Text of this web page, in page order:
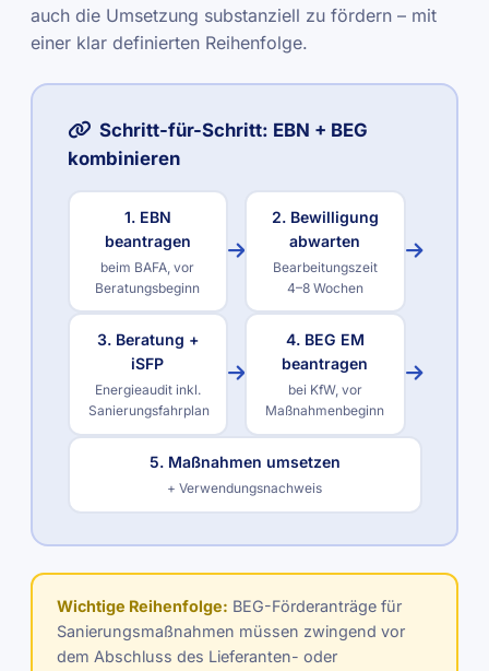
auch die Umsetzung substanziell zu fördern – mit
einer klar definierten Reihenfolge.
Schritt-für-Schritt: EBN + BEG
kombinieren
1. EBN
beantragen
beim BAFA, vor
Beratungsbeginn
2. Bewilligung
abwarten
Bearbeitungszeit
4–8 Wochen
3. Beratung +
iSFP
Energieaudit inkl.
Sanierungsfahrplan
4. BEG EM
beantragen
bei KfW, vor
Maßnahmenbeginn
5. Maßnahmen umsetzen
+ Verwendungsnachweis
Wichtige Reihenfolge: BEG-Förderanträge für
Sanierungsmaßnahmen müssen zwingend vor
dem Abschluss des Lieferanten- oder